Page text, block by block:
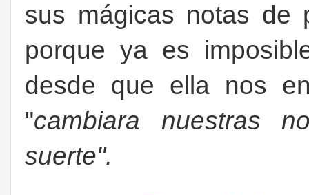
sus mágicas notas
porque ya es
desde que ella nos
"cambiara nuestras
suerte".